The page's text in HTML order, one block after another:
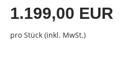
1.199,00 EUR
pro Stück (inkl. MwSt.)